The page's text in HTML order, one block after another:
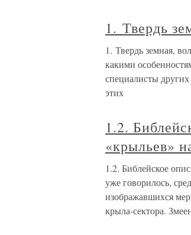
1. Твердь
1. Твердь земная,
какими
специалисты
этих
1.2.
«крыльев»
1.2. Библейское
уже говорилось,
изображавшихся
крыла-сектора.